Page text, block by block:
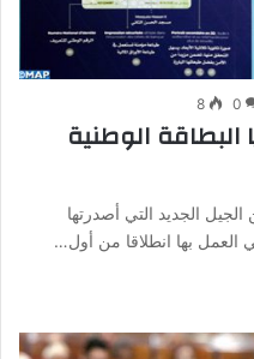
0
8
الوطنية
الجيل الجديد التي أصدرتها
العمل بها انطلاقا من أول…